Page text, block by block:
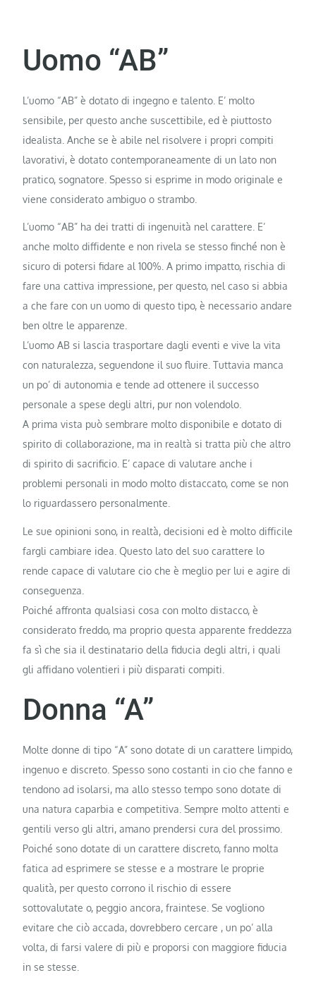
Uomo “AB”
L’uomo “AB” è dotato di ingegno e talento. E’ molto
sensibile, per questo anche suscettibile, ed è piuttosto
idealista. Anche se è abile nel risolvere i propri compiti
lavorativi, è dotato contemporaneamente di un lato non
pratico, sognatore. Spesso si esprime in modo originale e
viene considerato ambiguo o strambo.
L’uomo “AB” ha dei tratti di ingenuità nel carattere. E’
anche molto diffidente e non rivela se stesso finché non è
sicuro di potersi fidare al 100%. A primo impatto, rischia di
fare una cattiva impressione, per questo, nel caso si abbia
a che fare con un uomo di questo tipo, è necessario andare
ben oltre le apparenze.
L’uomo AB si lascia trasportare dagli eventi e vive la vita
con naturalezza, seguendone il suo fluire. Tuttavia manca
un po’ di autonomia e tende ad ottenere il successo
personale a spese degli altri, pur non volendolo.
A prima vista può sembrare molto disponibile e dotato di
spirito di collaborazione, ma in realtà si tratta più che altro
di spirito di sacrificio. E’ capace di valutare anche i
problemi personali in modo molto distaccato, come se non
lo riguardassero personalmente.
Le sue opinioni sono, in realtà, decisioni ed è molto difficile
fargli cambiare idea. Questo lato del suo carattere lo
rende capace di valutare cio che è meglio per lui e agire di
conseguenza.
Poiché affronta qualsiasi cosa con molto distacco, è
considerato freddo, ma proprio questa apparente freddezza
fa sì che sia il destinatario della fiducia degli altri, i quali
gli affidano volentieri i più disparati compiti.
Donna “A”
Molte donne di tipo “A” sono dotate di un carattere limpido,
ingenuo e discreto. Spesso sono costanti in cio che fanno e
tendono ad isolarsi, ma allo stesso tempo sono dotate di
una natura caparbia e competitiva. Sempre molto attenti e
gentili verso gli altri, amano prendersi cura del prossimo.
Poiché sono dotate di un carattere discreto, fanno molta
fatica ad esprimere se stesse e a mostrare le proprie
qualità, per questo corrono il rischio di essere
sottovalutate o, peggio ancora, fraintese. Se vogliono
evitare che ciò accada, dovrebbero cercare , un po’ alla
volta, di farsi valere di più e proporsi con maggiore fiducia
in se stesse.